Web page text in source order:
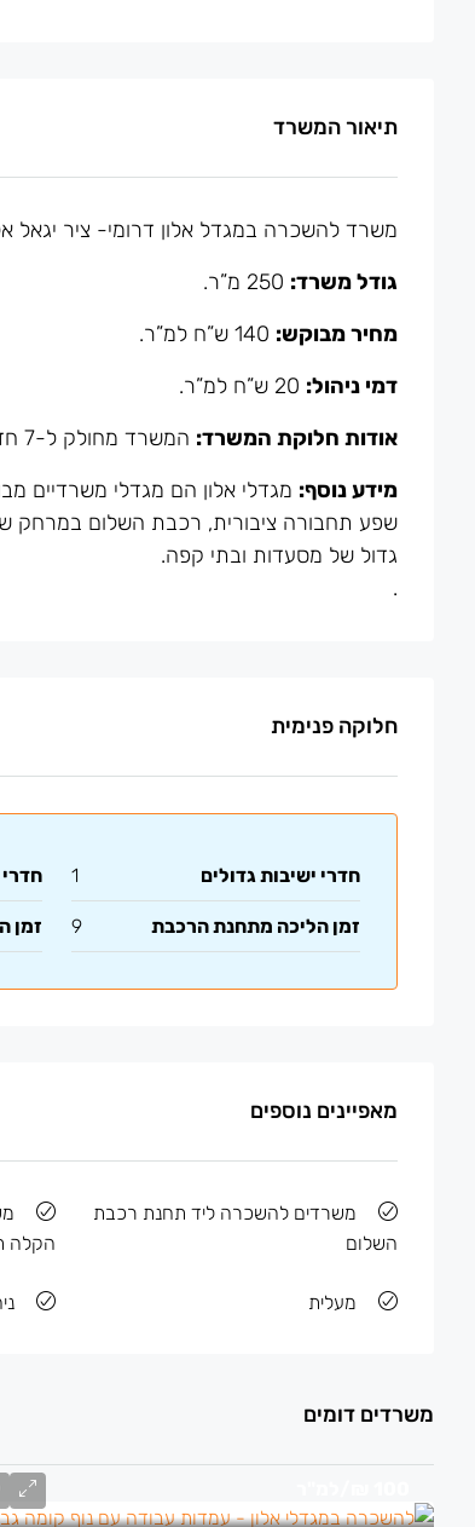
תיאור המשרד
משרד להשכרה במגדל אלון דרומי- ציר יגאל
גודל משרד:
מחיר מבוקש:
דמי ניהול:
אודות חלוקת המשרד: המשרד מחולק ל-7 חדרים, חדר ישיבות, מטבחון ושירותים.
מידע נוסף:
גדול של מסעדות ובתי קפה.
.
חלוקה פנימית
חדרי ישיבות גדולים 1
זמן הליכה מתחנת הרכבת 9 זמן
מאפיינים נוספים
משרדים להשכרה ליד תחנת רכבת
השלום
הקלה
מעלית
משרדים דומים